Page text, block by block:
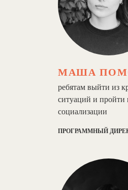
МАША
ребятам выйти из
ситуаций и пройти
социализации
ПРОГРАММНЫЙ